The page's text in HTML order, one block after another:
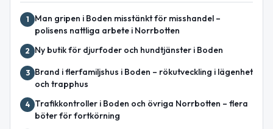
1
Man gripen i Boden misstänkt för misshandel –
polisens nattliga arbete i Norrbotten
2 Ny butik för djurfoder och hundtjänster i Boden
3
Brand i flerfamiljshus i Boden – rökutveckling i lägenhet
och trapphus
4
Trafikkontroller i Boden och övriga Norrbotten – flera
böter för fortkörning